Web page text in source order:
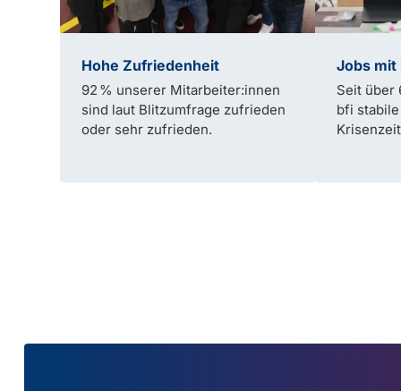
Hohe Zufriedenheit
92 % unserer Mitarbeiter:innen
sind laut Blitzumfrage zufrieden
oder sehr zufrieden.
Jobs
Seit über
bfi